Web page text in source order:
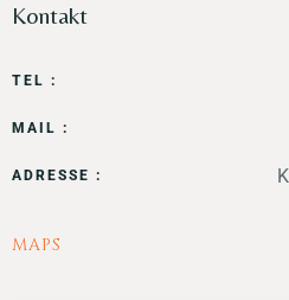
Kontakt
TEL :
MAIL :
ADRESSE :
MAPS